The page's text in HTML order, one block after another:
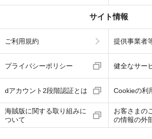
サイト情報
ご利用規約 提供事業者
プライバシーポリシー 健全なサー
dアカウント2段階認証とは Cookieの利
海賊版に関する取り組みに
ついて
お客さまの
の情報の外